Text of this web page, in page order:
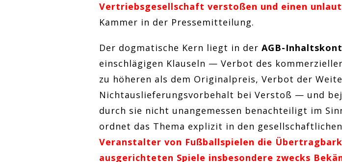
Vertriebsgesellschaft verstoßen und einen
Kammer in der Pressemitteilung.
Der dogmatische Kern liegt in der AGB-
einschlägigen Klauseln — Verbot des
zu höheren als dem Originalpreis, Verbot der
Nichtauslieferungs­vorbehalt bei Verstoß — und
durch sie nicht unangemessen benachteiligt im
ordnet das Thema explizit in den
Veranstalter von Fußballspielen die
ausgerichteten Spiele insbesondere zwecks